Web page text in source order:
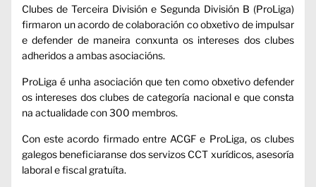
Clubes de Terceira División e Segunda División B (ProLiga)
firmaron un acordo de colaboración co obxetivo de impulsar
e defender de maneira conxunta os intereses dos clubes
adheridos a ambas asociacións.
ProLiga é unha asociación que ten como obxetivo defender
os intereses dos clubes de categoría nacional e que consta
na actualidade con 300 membros.
Con este acordo firmado entre ACGF e ProLiga, os clubes
galegos beneficiaranse dos servizos CCT xurídicos, asesoría
laboral e fiscal gratuíta.